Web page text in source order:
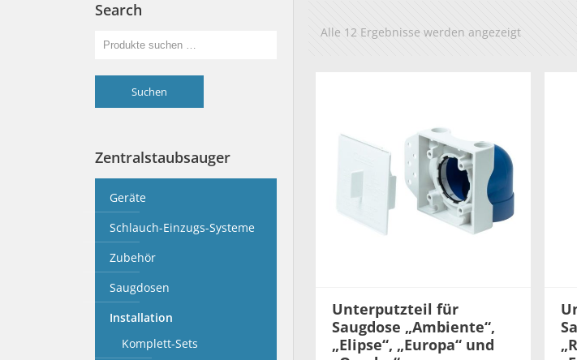
Alle 12 Ergebnisse werden angezeigt
Unterputzteil für
Saugdose „Ambiente“,
„Elipse“, „Europa“ und
Search
Suchen
Zentralstaubsauger
Geräte
Schlauch-Einzugs-Systeme
Zubehör
Saugdosen
Installation
Komplett-Sets